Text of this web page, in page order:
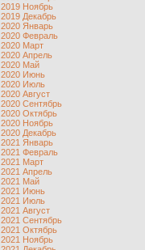
2019 Ноябрь
2019 Декабрь
2020 Январь
2020 Февраль
2020 Март
2020 Апрель
2020 Май
2020 Июнь
2020 Июль
2020 Август
2020 Сентябрь
2020 Октябрь
2020 Ноябрь
2020 Декабрь
2021 Январь
2021 Февраль
2021 Март
2021 Апрель
2021 Май
2021 Июнь
2021 Июль
2021 Август
2021 Сентябрь
2021 Октябрь
2021 Ноябрь